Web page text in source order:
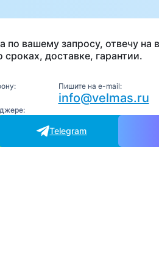
вашему запросу, отвечу на
доставке, гарантии.
Пишите на e-mail:
info@velmas.ru
Telegram